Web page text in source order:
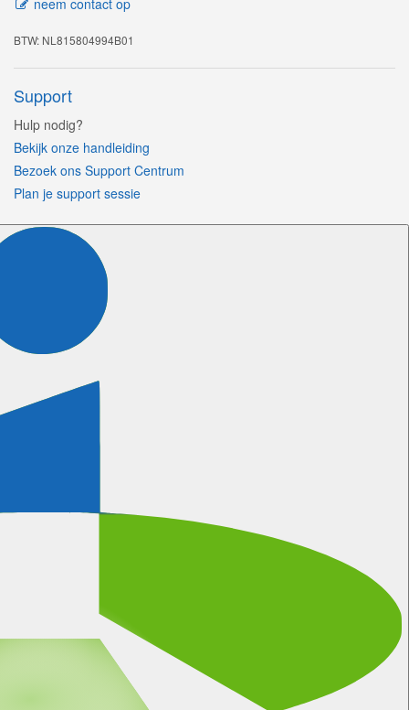
neem contact op
BTW: NL815804994B01
Support
Hulp nodig?
Bekijk onze handleiding
Bezoek ons Support Centrum
Plan je support sessie
Volg ons
Certificeringen
Wanneer kunnen wij bellen?
We gebruiken natuurlijk onze eigen software voor het
Plan hier je eigen afspraak in
Algemene Voorwaarden Privacy Statement
Referenties